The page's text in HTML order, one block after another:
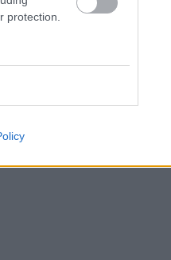
protection.
který se koná